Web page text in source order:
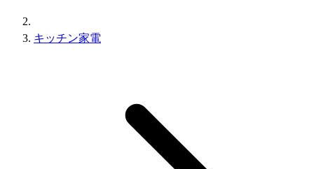
キッチン家電